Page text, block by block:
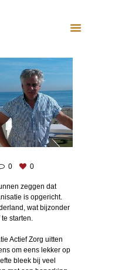
0 0
zeggen dat
is opgericht.
wat bijzonder
starten.
Actief Zorg uitten
om eens lekker op
bleek bij veel